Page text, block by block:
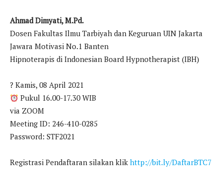
Ahmad Dimyati, M.Pd.
Dosen Fakultas Ilmu Tarbiyah dan Keguruan UIN Jakarta
Jawara Motivasi No.1 Banten
Hipnoterapis di Indonesian Board Hypnotherapist (IBH)
? Kamis, 08 April 2021
Pukul 16.00-17.30 WIB
via ZOOM
Meeting ID: 246-410-0285
Password: STF2021
Registrasi Pendaftaran silakan klik http://bit.ly/DaftarBTC7